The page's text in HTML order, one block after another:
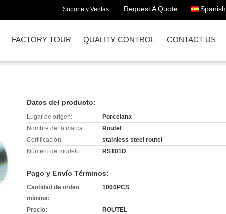
Soporte y Ventas : Request A Quote Spanish
FACTORY TOUR QUALITY CONTROL CONTACT US
Datos del producto:
Lugar de origen:
Porcelana
Nombre de la marca:
Routel
Certificación:
stainless steel routel
Número de modelo:
RST01D
Pago y Envío Términos:
Cantidad de orden
mínima:
1000PCS
Precio:
ROUTEL